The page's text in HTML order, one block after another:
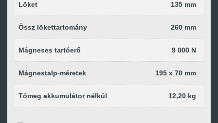
Löket 135 mm
Össz lökettartomány 260 mm
Mágneses tartóerő 9 000 N
Mágnestalp-méretek 195 x 70 mm
Tömeg akkumulátor nélkül 12,20 kg